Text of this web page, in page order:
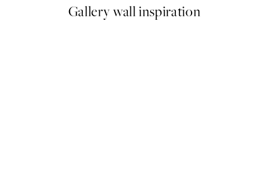
Gallery wall inspiration